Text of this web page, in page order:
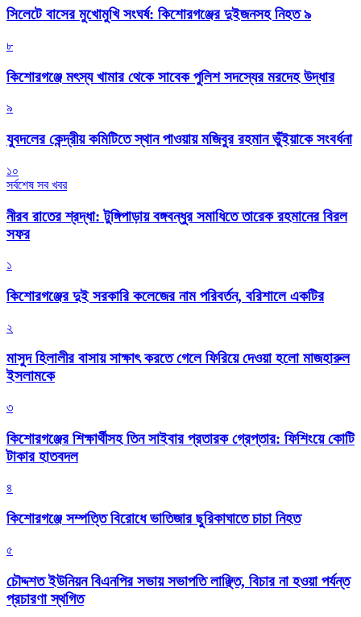
সিলেটে বাসের মুখোমুখি সংঘর্ষ: কিশোরগঞ্জের দুইজনসহ নিহত ৯
৮
কিশোরগঞ্জে মৎস্য খামার থেকে সাবেক পুলিশ সদস্যের মরদেহ উদ্ধার
৯
যুবদলের কেন্দ্রীয় কমিটিতে স্থান পাওয়ায় মজিবুর রহমান ভুঁইয়াকে সংবর্ধনা
১০
সর্বশেষ সব খবর
নীরব রাতের শ্রদ্ধা: টুঙ্গিপাড়ায় বঙ্গবন্ধুর সমাধিতে তারেক রহমানের বিরল
সফর
১
কিশোরগঞ্জের দুই সরকারি কলেজের নাম পরিবর্তন, বরিশালে একটির
২
মাসুদ হিলালীর বাসায় সাক্ষাৎ করতে গেলে ফিরিয়ে দেওয়া হলো মাজহারুল
ইসলামকে
৩
কিশোরগঞ্জের শিক্ষার্থীসহ তিন সাইবার প্রতারক গ্রেপ্তার: ফিশিংয়ে কোটি
টাকার হাতবদল
৪
কিশোরগঞ্জে সম্পত্তি বিরোধে ভাতিজার ছুরিকাঘাতে চাচা নিহত
৫
চৌদ্দশত ইউনিয়ন বিএনপির সভায় সভাপতি লাঞ্ছিত, বিচার না হওয়া পর্যন্ত
প্রচারণা স্থগিত